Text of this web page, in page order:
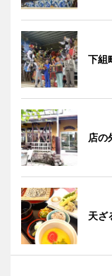
下組
店の
天ざ